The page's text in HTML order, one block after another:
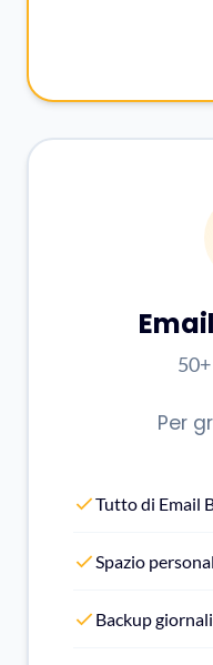
Per
Tutto di Email
Spazio
Backup